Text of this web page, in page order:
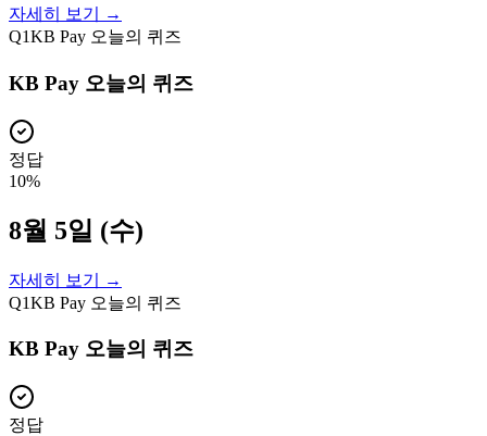
자세히 보기 →
Q1KB Pay 오늘의 퀴즈
KB Pay 오늘의 퀴즈
정답
10%
8월 5일 (수)
자세히 보기 →
Q1KB Pay 오늘의 퀴즈
KB Pay 오늘의 퀴즈
정답